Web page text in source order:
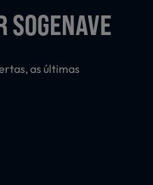
SOGENAVE
as últimas